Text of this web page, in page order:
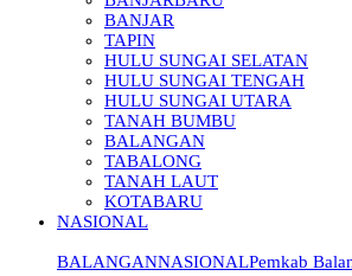
BANJAR
TAPIN
HULU SUNGAI SELATAN
HULU SUNGAI TENGAH
HULU SUNGAI UTARA
TANAH BUMBU
BALANGAN
TABALONG
TANAH LAUT
KOTABARU
NASIONAL
BALANGANNASIONALPemkab